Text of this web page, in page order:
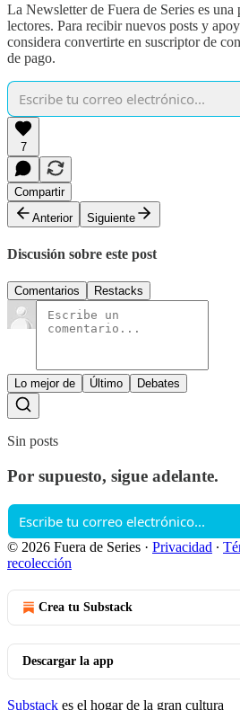
La Newsletter de Fuera de Series es
lectores. Para recibir nuevos posts y
considera convertirte en suscriptor de
de pago.
7
Compartir
Anterior
Siguiente
Discusión sobre este post
Comentarios Restacks
Lo mejor de Último Debates
Sin posts
Por supuesto, sigue adelante.
© 2026 Fuera de Series · Privacidad ∙
recolección
Crea tu Substack
Descargar la app
Substack es el hogar de la gran cultura